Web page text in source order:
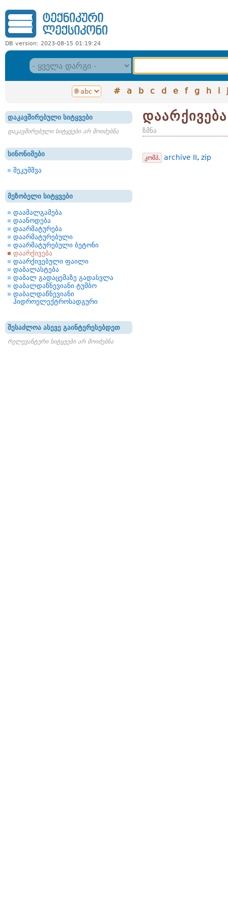
DB version: 2023-08-15 01:19:24
# a b c d e f g h i j
დაკავშირებული სიტყვები
დაკავშირებული სიტყვები არ მოიძებნა
სინონიმები
შეკუმშვა
მეზობელი სიტყვები
დაამალგამება
დაანოდება
დაარმატურება
დაარმატურებული
დაარმატურებული ბეტონი
დაარქივება
დაარქივებული ფაილი
დაბალასტება
დაბალ გადაცემაზე გადასვლა
დაბალდაწნევიანი ტუმბო
დაბალდაწნევიანი
ჰიდროელექტროსადგური
შესაძლოა ასევე გაინტერესებდეთ
რელევანტური სიტყვები არ მოიძებნა
დაარქივება
ზმნა
კომპ. archive II, zip